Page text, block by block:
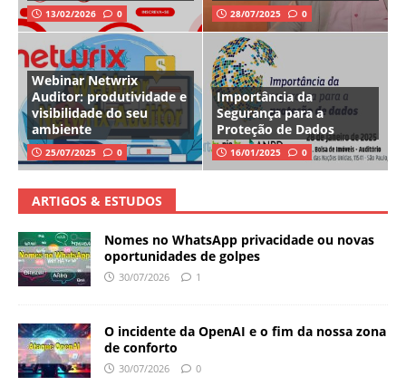
13/02/2026 0 28/07/2025 0
Webinar Netwrix
Auditor: produtividade e
visibilidade do seu
ambiente
25/07/2025 0
Importância da
Segurança para a
Proteção de Dados
16/01/2025 0
ARTIGOS & ESTUDOS
Nomes no WhatsApp privacidade ou novas
oportunidades de golpes
30/07/2026 1
O incidente da OpenAI e o fim da nossa zona
de conforto
30/07/2026 0